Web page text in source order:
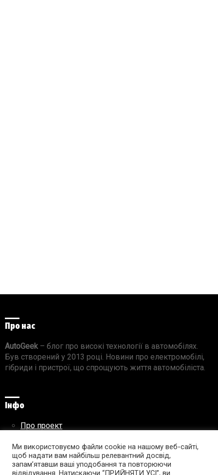
Про нас
AutoGeek– блог про високі технології в автомобілях.
Був створений у 2013 році. Новини про електромобілі,
гібриди і пристрої, що спрощують життя автомобіліста.
Інфо
Про проект
Правила використання матеріалів
Ми використовуємо файли cookie на нашому веб-сайті,
щоб надати вам найбільш релевантний досвід,
запам’ятавши ваші уподобання та повторюючи
відвідування. Натискаючи “ПРИЙНЯТИ УСІ”, ви